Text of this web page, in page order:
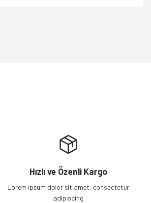
Hızlı ve Özenli Kargo
Lorem ipsum dolor sit amet, consectetur
adipiscing